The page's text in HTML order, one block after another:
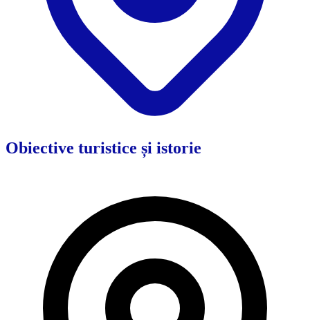
Obiective turistice și istorie